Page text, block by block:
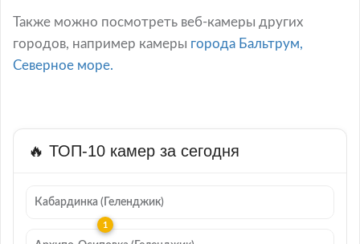
Также можно посмотреть веб-камеры других
городов, например камеры города Бальтрум,
Северное море.
🔥 ТОП-10 камер за сегодня
Кабардинка (Геленджик)